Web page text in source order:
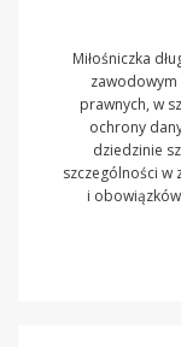
Miłośniczka
prawnych, w
ochrony
dziedzinie
szczególności w
i